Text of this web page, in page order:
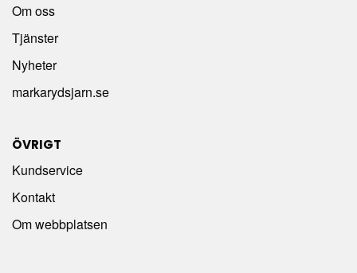
Om oss
Tjänster
Nyheter
markarydsjarn.se
ÖVRIGT
Kundservice
Kontakt
Om webbplatsen